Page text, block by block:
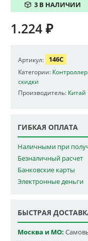
3 В НАЛИЧИИ
1.224 ₽
Артикул: 146C
Категории:
скидки
Производитель: Китай
ГИБКАЯ ОПЛАТА
Наличными при
Безналичный расчет
Банковские карты
Электронные деньги
БЫСТРАЯ
Москва и МО: